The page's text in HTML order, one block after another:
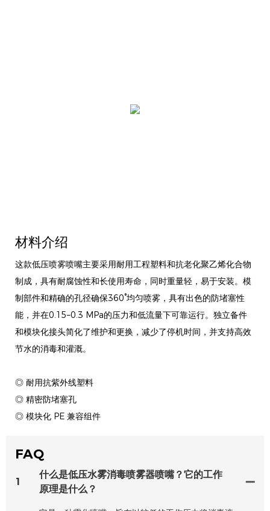
材料介绍
这款低压喷雾喷嘴主要采用耐用工程塑料和抗老化聚乙烯化合物
制成，具有耐腐蚀性和长使用寿命，同时重量轻，易于安装。模
制部件和精确的孔径确保360°均匀喷雾，具有出色的防堵塞性
能，并在0.15–0.3 MPa的压力和低流量下可靠运行。独立备件
和模块化接头简化了维护和更换，减少了停机时间，并支持高效
节水的消毒和灌溉。
◎ 耐用抗紫外线塑料
◎ 精密防堵塞孔
◎ 模块化 PE 兼容组件
FAQ
1
什么是低压水雾消毒喷雾器喷嘴？它的工作
原理是什么？